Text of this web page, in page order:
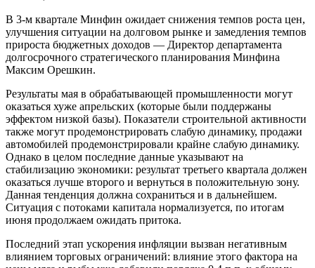
В 3-м квартале Минфин ожидает снижения темпов роста цен,
улучшения ситуации на долговом рынке и замедления темпов
прироста бюджетных доходов — Директор департамента
долгосрочного стратегического планирования Минфина
Максим Орешкин.
Результаты мая в обрабатывающей промышленности могут
оказаться хуже апрельских (которые были поддержаны
эффектом низкой базы). Показатели строительной активности
также могут продемонстрировать слабую динамику, продажи
автомобилей продемонстрировали крайне слабую динамику.
Однако в целом последние данные указывают на
стабилизацию экономики: результат третьего квартала должен
оказаться лучше второго и вернуться в положительную зону.
Данная тенденция должна сохраниться и в дальнейшем.
Ситуация с потоками капитала нормализуется, по итогам
июня продолжаем ожидать притока.
Последний этап ускорения инфляции вызван негативным
влиянием торговых ограничений: влияние этого фактора на